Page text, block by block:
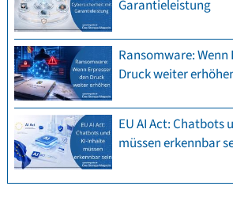
Garantieleistung
Ransomware: Wenn
Druck weiter
EU AI Act: Chatbots
müssen erkennbar